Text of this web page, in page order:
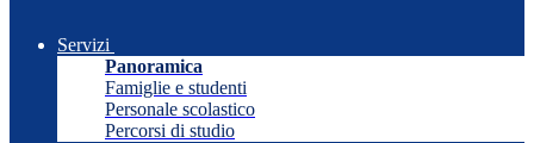
Servizi
Panoramica
Famiglie e studenti
Personale scolastico
Percorsi di studio